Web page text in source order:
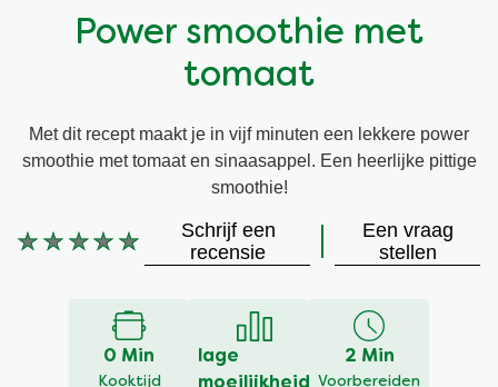
Vegetarisch
Groentewraps
Gelegenheden
Kruiding
Kant en Klaar
Snackpots
Power smoothie met
tomaat
Met dit recept maakt je in vijf minuten een lekkere power
smoothie met tomaat en sinaasappel. Een heerlijke pittige
smoothie!
Geen
Schrijf een
recensie
Een vraag
stellen
0 Min
Kooktijd
lage
2 Min
Voorbereiden